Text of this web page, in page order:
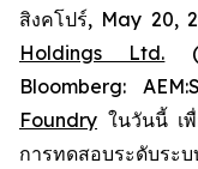
สิงคโปร์, May 20,
Holdings Ltd.
Bloomberg:
Foundry ในวันนี้ เ
การทดสอบระดับระ